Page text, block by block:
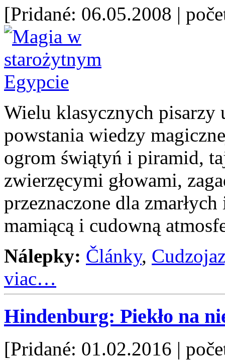
[Pridané: 06.05.2008 |
Wielu klasycznych pisarzy
powstania wiedzy
ogrom świątyń i piramid,
zwierzęcymi głowami,
przeznaczone dla
mamiącą i cudowną
Nálepky: Články,
viac…
Hindenburg: Piekło na
[Pridané: 01.02.2016 |